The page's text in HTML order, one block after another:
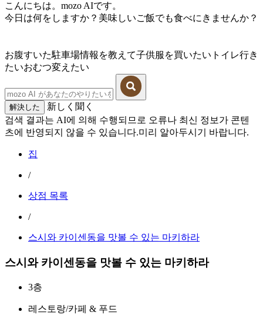
こんにちは。mozo AIです。
今日は何をしますか？美味しいご飯でも食べにきませんか？
お腹すいた駐車場情報を教えて子供服を買いたい トイレ行き
たいおむつ変えたい
解決した
新しく聞く
검색 결과는 AI에 의해 수행되므로 오류나 최신 정보가 콘텐
츠에 반영되지 않을 수 있습니다.미리 알아두시기 바랍니다.
집
/
상점 목록
/
스시와 카이센동을 맛볼 수 있는 마키하라
스시와 카이센동을 맛볼 수 있는 마키하라
3층
레스토랑/카페 & 푸드